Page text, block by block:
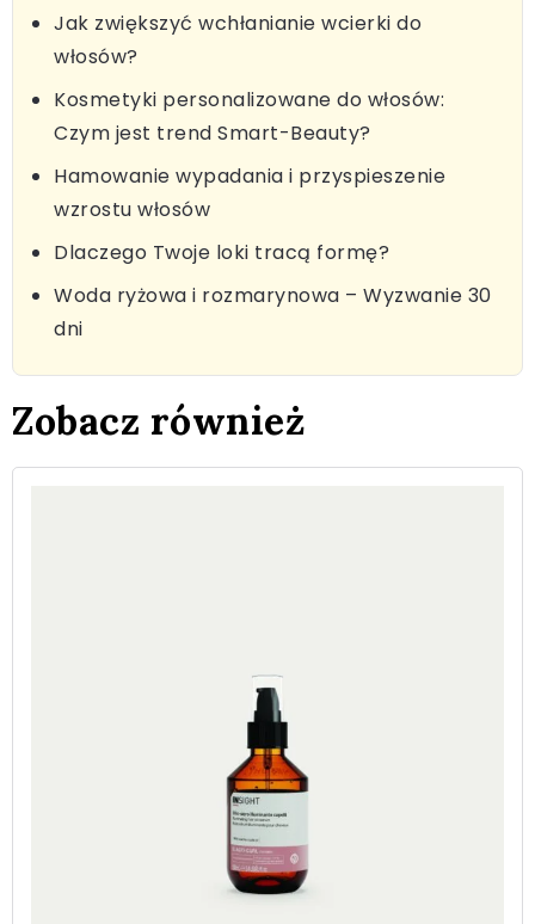
Jak zwiększyć wchłanianie wcierki do
włosów?
Kosmetyki personalizowane do włosów:
Czym jest trend Smart-Beauty?
Hamowanie wypadania i przyspieszenie
wzrostu włosów
Dlaczego Twoje loki tracą formę?
Woda ryżowa i rozmarynowa – Wyzwanie 30
dni
Zobacz również